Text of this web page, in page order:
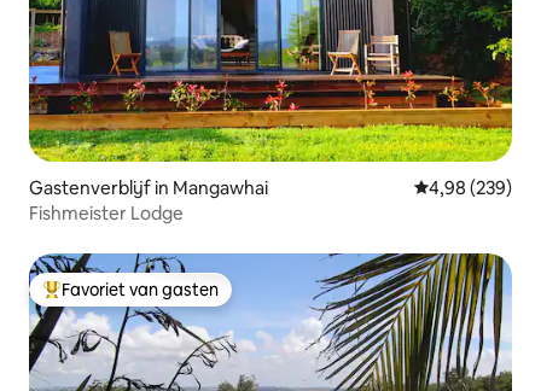
Gastenverblijf in Mangawhai Gemiddelde
4,98 (239)
Fishmeister Lodge
Topfavoriet van gasten
Favoriet van gasten